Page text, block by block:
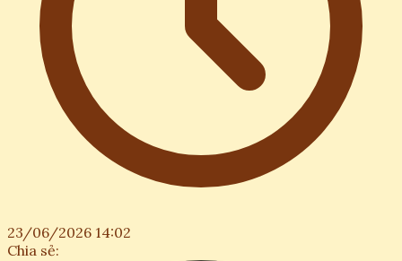
23/06/2026 14:02
Chia sẻ: